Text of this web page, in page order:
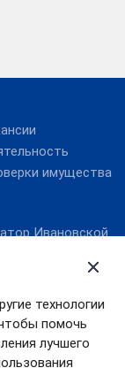
технологии
помочь
лучшего
имущества
Ивановской
областная
области